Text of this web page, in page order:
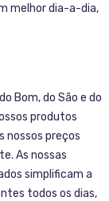
melhor dia-a-dia,
Bom, do São e do
produtos
nossos preços
As nossas
simplificam a
todos os dias,